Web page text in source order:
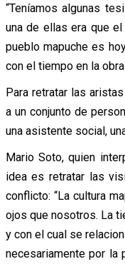
“Teníamos algunas
una de ellas era que
pueblo mapuche es
con el tiempo en la
Para retratar las
a un conjunto de
una asistente social,
Mario Soto, quien
idea es retratar las
conflicto: “La cultura
ojos que nosotros. La
y con el cual se
necesariamente por la